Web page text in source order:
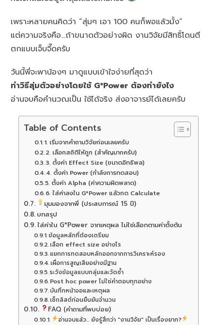
เพราะหลายคนคิดว่า “สุ่มๆ เอา 100 คนก็พอแล้วมั้ง”
แต่ความจริงคือ…ถ้าขนาดตัวอย่างผิด งานวิจัยมีสิทธิ์โดนตี
ตกแบบเจ็บจี๊ดครับ
วันนี้พี่จะพาน้องๆ มาดูแบบเข้าใจง่ายที่สุดว่า
ทำวิธีสุ่มตัวอย่างโดยใช้ G*Power ต้องทำยังไง
อ่านจบคือคำนวณเป็น ใช้ได้จริง ส่งอาจารย์ได้เลยครับ
Table of Contents
1. เริ่มจากคำถามวิจัยก่อนเลยครับ
2. เลือกสถิติให้ถูก (สำคัญมากครับ)
3. ตั้งค่า Effect Size (ขนาดอิทธิพล)
4. ตั้งค่า Power (กำลังการทดสอบ)
5. ตั้งค่า Alpha (ค่าความผิดพลาด)
6. ใส่ค่าลงใน G*Power แล้วกด Calculate
มุมมองจากพี่ (ประสบการณ์ 15 ปี)
บทสรุป
ใส่ค่าใน G*Power จากเหตุผล ไม่ใช่เลือกตามค่าตั้งต้น
ข้อมูลหลักที่ต้องเตรียม
เลือก effect size อย่างไร
แยกการทดสอบหลักออกจากการวิเคราะห์รอง
เผื่อการสูญเสียอย่างมีฐาน
ระวังข้อมูลแบบกลุ่มและวัดซ้ำ
Post hoc power ไม่ใช่คำตอบทุกอย่าง
บันทึกหน้าจอและเหตุผล
เช็กลิสต์ก่อนยืนยันจำนวน
FAQ (คำถามที่พบบ่อย)
อ่านจบแล้ว... ยังรู้สึกว่า "งานวิจัย" เป็นเรื่องยาก?